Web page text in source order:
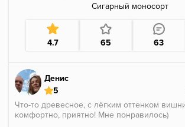
приглушенно. Также порою можно уловить
сладость, вероятно легкая вишня, или ее
но не броская
Не совсем моё, не хватило бОльшей
чтоль
Во время сессии подсушивало слегка
Партия 31.10.2025
Сигарный моносорт
4.7 65 63
Денис
5
Что-то древесное, с лёгким оттенком
комфортно, приятно! Мне понравилось)